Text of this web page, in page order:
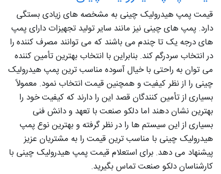
قیمت پمپ هیدرولیک چینی به مشخصه های زیادی بستگی
دارد. پمپ های چینی نیز مانند سایر تولید تجهیزات دارای پمپ
های درجه یک تا چندم می باشند که می توانند مصرف کننده را
در انتخاب سردرگم کند. بنابراین با انتخاب بهترین تأمین کننده
می توان به راحتی با خیال آسوده مناسب ترین پمپ هیدرولیک
چینی را از نظر کیفیت و همچنین قیمت انتخاب نمود. معمولاً
بسیاری از تأمین کنندگان قصد این را دارند که کیفیت خود را
بهترین نشان دهند اما دلکو صنعت با تعهد و دانش فنی
بسیاری از این سیستم ها را در نظر گرفته و بهترین نوع پمپ
هیدرولیک چینی با مناسب ترین قیمت را به مشتریان عزیز
پیشنهاد می دهد. برای استعلام قیمت پمپ هیدرولیک چینی با
کارشناسان دلکو صنعت تماس بگیرید.